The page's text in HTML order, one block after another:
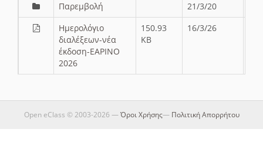
Παρεμβολή
21/3/20
Ημερολόγιο
διαλέξεων-νέα
έκδοση-ΕΑΡΙΝΟ
2026
150.93
KB
16/3/26
Open eClass © 2003-2026 —Όροι Χρήσης— Πολιτική Απορρήτου